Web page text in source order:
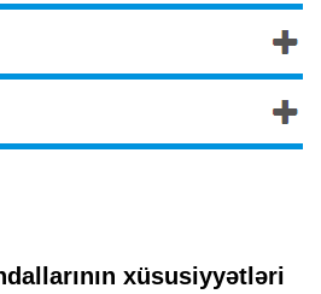
xüsusiyyətləri